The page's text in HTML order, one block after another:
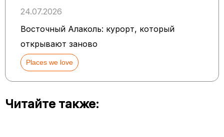
24.07.2026
Восточный Алаколь: курорт, который
открывают заново
Places we love
Читайте также: